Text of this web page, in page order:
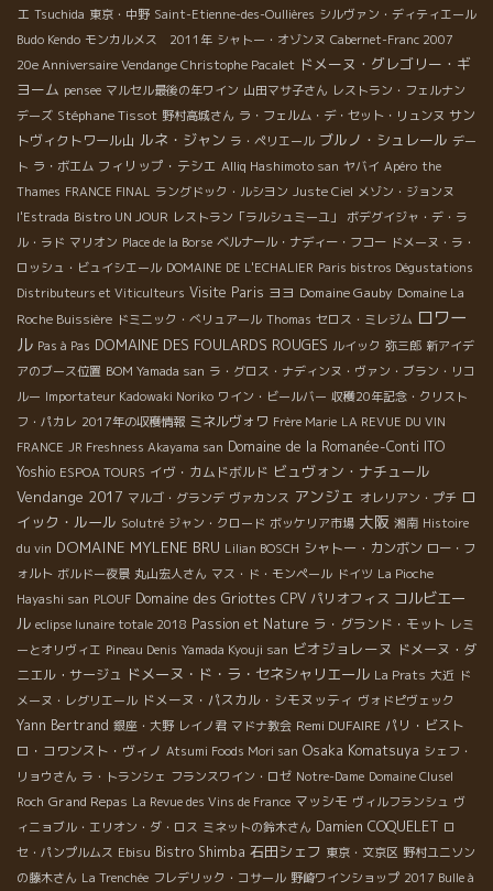
エ Tsuchida 東京・中野 Saint-Etienne-des-Oullières シルヴァン・ディティエール
Budo Kendo モンカルメス 2011年 シャトー・オゾンヌ Cabernet-Franc 2007
20e Anniversaire Vendange Christophe Pacalet ドメーヌ・グレゴリー・ギ
ヨーム pensee マルセル最後の年ワイン 山田マサ子さん レストラン・フェルナン
デーズ Stéphane Tissot 野村高城さん ラ・フェルム・デ・セット・リュンヌ サン
トヴィクトワール山 ルネ・ジャン ラ・ペリエール ブルノ・シュレール デー
ト ラ・ボエム フィリップ・テシエ Alliq Hashimoto san ヤバイ Apéro the
Thames FRANCE FINAL ラングドック・ルシヨン Juste Ciel メゾン・ジョンヌ
l'Estrada Bistro UN JOUR レストラン「ラルシュミーユ」
ボデグイジャ・デ・ラ
ル・ラド マリオン Place de la Borse ベルナール・ナディー・フコー ドメーヌ・ラ・
ロッシュ・ビュイシエール DOMAINE DE L'ECHALIER Paris bistros Dégustations
Distributeurs et Viticulteurs Visite Paris ヨヨ Domaine Gauby Domaine La
Roche Buissière ドミニック・べリュアール Thomas セロス・ミレジム ロワー
ル Pas à Pas DOMAINE DES FOULARDS ROUGES ルイック 弥三郎 新アイデ
アのブース位置 BOM Yamada san ラ・グロス・ナディンヌ・ヴァン・ブラン・リコ
ルー Importateur Kadowaki Noriko ワイン・ビールバー 収穫20年記念・クリスト
フ・パカレ 2017年の収穫情報 ミネルヴォワ Frère Marie LA REVUE DU VIN
FRANCE JR Freshness Akayama san Domaine de la Romanée-Conti ITO
Yoshio ESPOA TOURS イヴ・カムドボルド ビュヴォン・ナチュール
Vendange 2017 マルゴ・グランデ ヴァカンス アンジェ オレリアン・プチ ロ
イック・ルール Solutré ジャン・クロード ボッケリア市場 大阪 湘南 Histoire
du vin DOMAINE MYLENE BRU Lilian BOSCH シャトー・カンボン ロー・フ
ォルト ボルドー夜景 丸山宏人さん マス・ド・モンペール ドイツ La Pioche
Hayashi san PLOUF Domaine des Griottes CPV パリオフィス コルビエー
ル eclipse lunaire totale 2018 Passion et Nature ラ・グランド・モット レミ
ーとオリヴィエ Pineau Denis Yamada Kyouji san ビオジョレーヌ ドメーヌ・ダ
ニエル・サージュ ドメーヌ・ド・ラ・セネシャリエール La Prats 大近 ド
メーヌ・レグリエール ドメーヌ・パスカル・シモヌッティ ヴォドピヴェック
Yann Bertrand 銀座・大野 レイノ君 マドナ教会 Remi DUFAIRE パリ・ビスト
ロ・コワンスト・ヴィノ Atsumi Foods Mori san Osaka Komatsuya シェフ・
リョウさん ラ・トランシェ フランスワイン・ロゼ Notre-Dame Domaine Clusel
Roch Grand Repas La Revue des Vins de France マッシモ ヴィルフランシュ ヴ
ィニョブル・エリオン・ダ・ロス ミネットの鈴木さん Damien COQUELET ロ
セ・パンプルムス Ebisu Bistro Shimba 石田シェフ 東京・文京区 野村ユニソン
の藤木さん La Trenchée フレデリック・コサール 野崎ワインショップ 2017 Bulle à